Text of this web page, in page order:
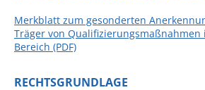
Merkblatt zum gesonderten
Träger von
Bereich (PDF)
RECHTSGRUNDLAGE